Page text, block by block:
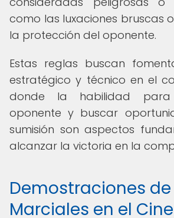
como las luxaciones bruscas
la protección del oponente.
Estas reglas buscan
estratégico y técnico en el
donde la habilidad
oponente y buscar
sumisión son aspectos
alcanzar la victoria en la
Demostraciones
Marciales en el Cine